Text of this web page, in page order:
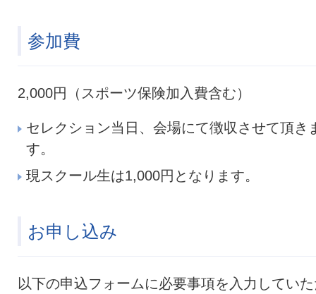
参加費
2,000円（スポーツ保険加入費含む）
セレクション当日、会場にて徴収させて頂き
す。
現スクール生は1,000円となります。
お申し込み
以下の申込フォームに必要事項を入力してい